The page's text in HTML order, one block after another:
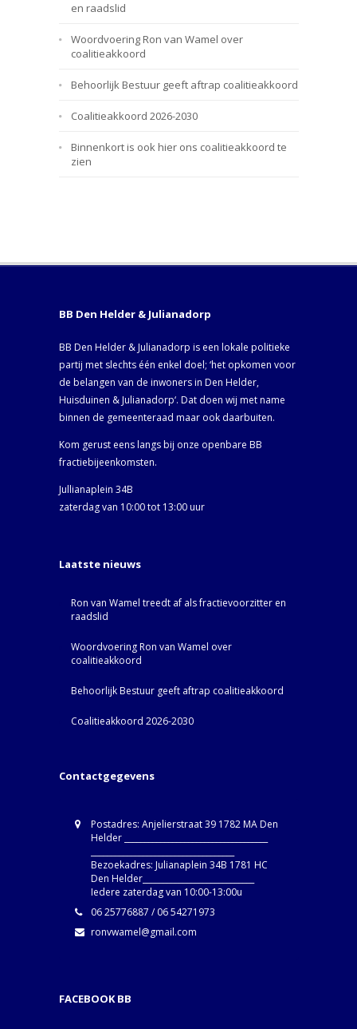
en raadslid
Woordvoering Ron van Wamel over
coalitieakkoord
Behoorlijk Bestuur geeft aftrap coalitieakkoord
Coalitieakkoord 2026-2030
Binnenkort is ook hier ons coalitieakkoord te
zien
BB Den Helder & Julianadorp
BB Den Helder & Julianadorp is een lokale politieke
partij met slechts één enkel doel; ‘het opkomen voor
de belangen van de inwoners in Den Helder,
Huisduinen & Julianadorp‘. Dat doen wij met name
binnen de gemeenteraad maar ook daarbuiten.
Kom gerust eens langs bij onze openbare BB
fractiebijeenkomsten.
Jullianaplein 34B
zaterdag van 10:00 tot 13:00 uur
Laatste nieuws
Ron van Wamel treedt af als fractievoorzitter en
raadslid
Woordvoering Ron van Wamel over
coalitieakkoord
Behoorlijk Bestuur geeft aftrap coalitieakkoord
Coalitieakkoord 2026-2030
Contactgegevens
Postadres: Anjelierstraat 39 1782 MA Den
Helder ____________________________________
Bezoekadres: Julianaplein 34B 1781 HC
Den Helder____________________________
Iedere zaterdag van 10:00-13:00u
06 25776887 / 06 54271973
ronvwamel@gmail.com
FACEBOOK BB